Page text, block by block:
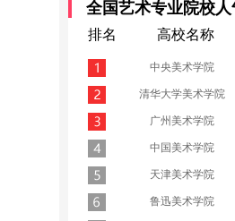
全国艺术专业院校人
排名 高校名称
中央美术学院
清华大学美术学院
广州美术学院
中国美术学院
天津美术学院
鲁迅美术学院